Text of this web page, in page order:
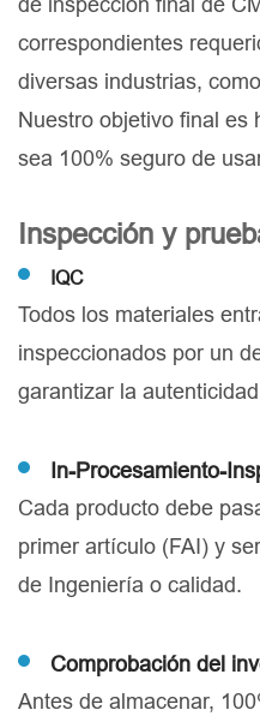
correspondientes
diversas industrias,
Nuestro objetivo final es
sea 100% seguro de
Inspección y
IQC
Todos los materiales
inspeccionados por un
garantizar la
In-Procesamiento-
Cada producto debe
primer artículo (FAI) y
de Ingeniería o calidad.
Comprobación del
Antes de almacenar,